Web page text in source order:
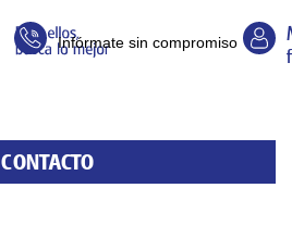
Infórmate sin compromiso
CONTACTO